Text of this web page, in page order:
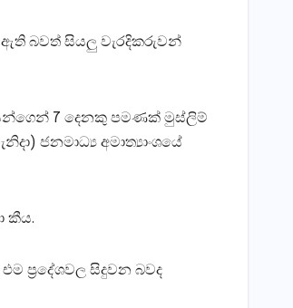
බවත් සියලු වැරදිකරුවන්
7 දෙනකු පමණක්‌ මුස්‌ලිම්
ජනමාධ්‍ය අමාත්‍යාංශයේ
කීය.
ප්‍රදේශවල සිදුවන බවද